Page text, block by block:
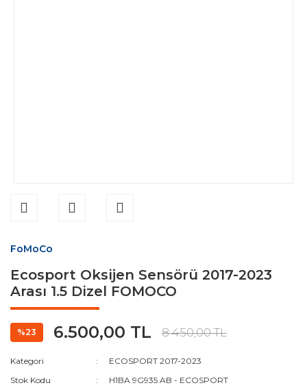
FoMoCo
Ecosport Oksijen Sensörü 2017-2023
Arası 1.5 Dizel FOMOCO
%23 6.500,00 TL 8.450,00 TL
Kategori
ECOSPORT 2017-2023
Stok Kodu
H1BA 9G935 AB - ECOSPORT